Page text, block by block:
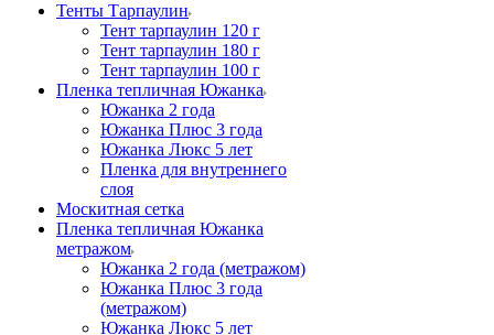
Тенты Тарпаулин
Тент тарпаулин 120 г
Тент тарпаулин 180 г
Тент тарпаулин 100 г
Пленка тепличная Южанка
Южанка 2 года
Южанка Плюс 3 года
Южанка Люкс 5 лет
Пленка для внутреннего
слоя
Москитная сетка
Пленка тепличная Южанка
метражом
Южанка 2 года (метражом)
Южанка Плюс 3 года
(метражом)
Южанка Люкс 5 лет